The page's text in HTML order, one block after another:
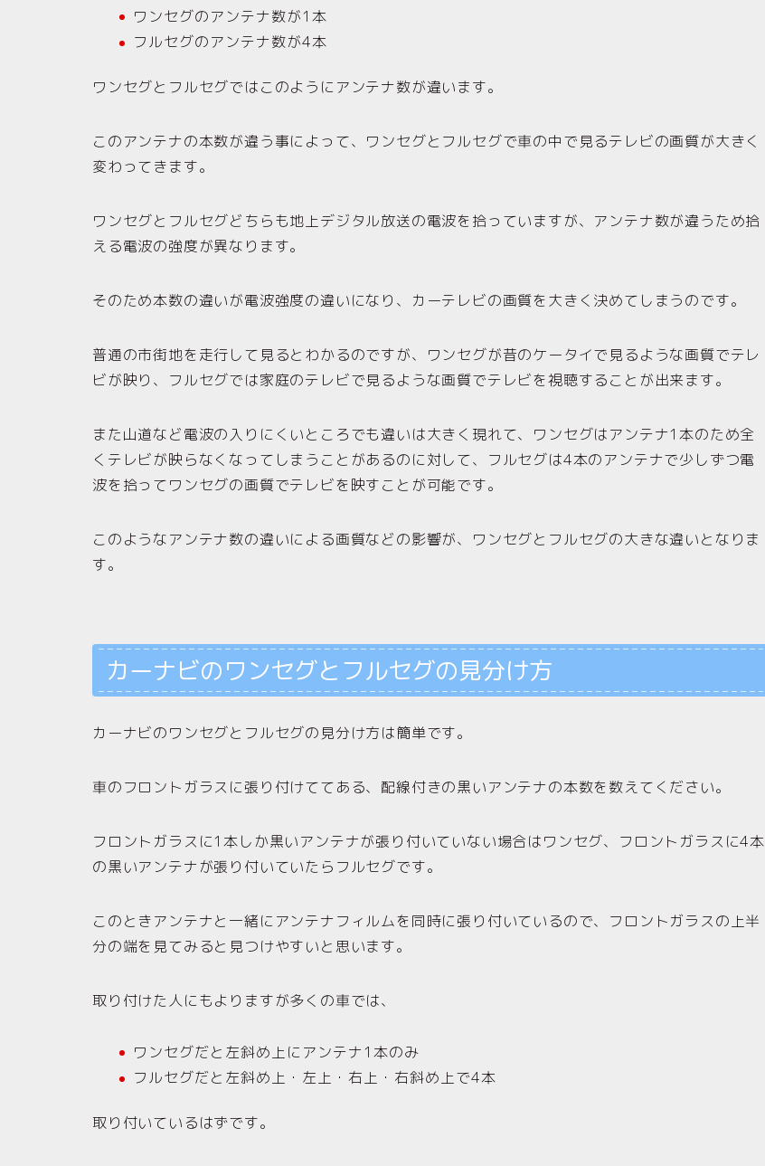
ワンセグのアンテナ数が1本
フルセグのアンテナ数が4本
ワンセグとフルセグではこのようにアンテナ数が違います。
このアンテナの本数が違う事によって、ワンセグとフルセグで車の中で見るテレビの画質が大きく
変わってきます。
ワンセグとフルセグどちらも地上デジタル放送の電波を拾っていますが、アンテナ数が違うため拾
える電波の強度が異なります。
そのため本数の違いが電波強度の違いになり、カーテレビの画質を大きく決めてしまうのです。
普通の市街地を走行して見るとわかるのですが、ワンセグが昔のケータイで見るような画質でテレ
ビが映り、フルセグでは家庭のテレビで見るような画質でテレビを視聴することが出来ます。
また山道など電波の入りにくいところでも違いは大きく現れて、ワンセグはアンテナ1本のため全
くテレビが映らなくなってしまうことがあるのに対して、フルセグは4本のアンテナで少しずつ電
波を拾ってワンセグの画質でテレビを映すことが可能です。
このようなアンテナ数の違いによる画質などの影響が、ワンセグとフルセグの大きな違いとなりま
す。
カーナビのワンセグとフルセグの見分け方
カーナビのワンセグとフルセグの見分け方は簡単です。
車のフロントガラスに張り付けててある、配線付きの黒いアンテナの本数を数えてください。
フロントガラスに1本しか黒いアンテナが張り付いていない場合はワンセグ、フロントガラスに4本
の黒いアンテナが張り付いていたらフルセグです。
このときアンテナと一緒にアンテナフィルムを同時に張り付いているので、フロントガラスの上半
分の端を見てみると見つけやすいと思います。
取り付けた人にもよりますが多くの車では、
ワンセグだと左斜め上にアンテナ1本のみ
フルセグだと左斜め上・左上・右上・右斜め上で4本
取り付いているはずです。